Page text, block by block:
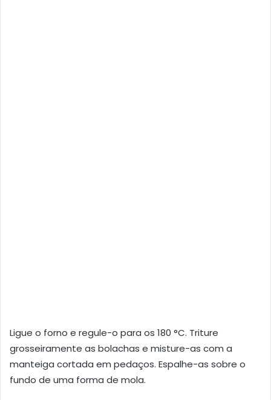
Ligue o forno e regule-o para os 180 °C. Triture
grosseiramente as bolachas e misture-as com a
manteiga cortada em pedaços. Espalhe-as sobre o
fundo de uma forma de mola.